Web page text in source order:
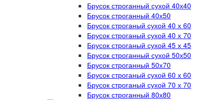
Брусок строганный сухой 40х40
Брусок строганный 40х50
Брусок строганый сухой 40 х 60
Брусок строганый сухой 40 х 70
Брусок строганый сухой 45 х 45
Брусок строганный сухой 50х50
Брусок строганный 50х70
Брусок строганый сухой 60 х 60
Брусок строганый сухой 70 х 70
Брусок строганный 80х80